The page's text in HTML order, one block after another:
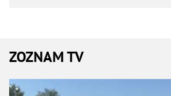
ZOZNAM TV